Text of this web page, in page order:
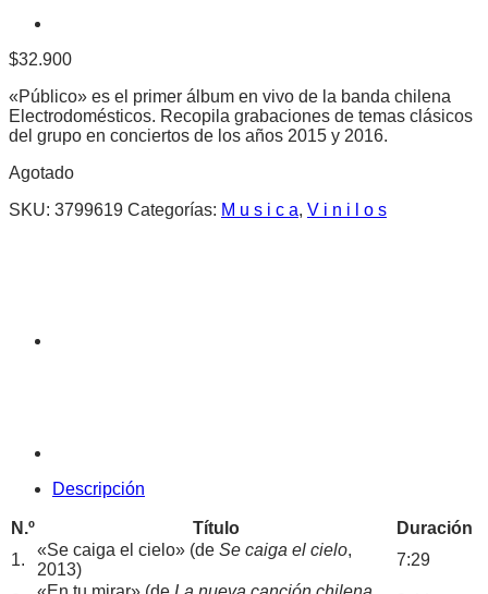
$32.900
«Público» es el primer álbum en vivo de la banda chilena
Electrodomésticos. Recopila grabaciones de temas clásicos
del grupo en conciertos de los años 2015 y 2016.
Agotado
SKU: 3799619 Categorías: M u s i c a, V i n i l o s
Descripción
N.º Título
Duración
1.
«Se caiga el cielo» (de Se caiga el cielo,
2013)
7:29